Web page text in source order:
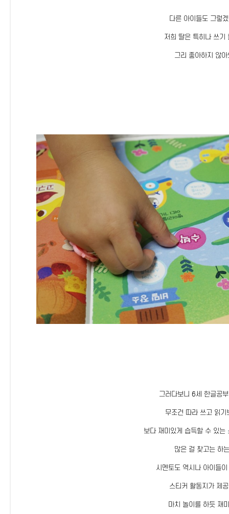
다른 아이들도 그렇
저희 딸은 특히나 쓰기
그리 좋아하지 않
그러다보니 6세 한글공
무조건 따라 쓰고 읽기
보다 재미있게 습득할 수 있는
많은 걸 찾고는 하
시멘토도 역시나 아이들
스티커 활동지가 제
마치 놀이를 하듯 재